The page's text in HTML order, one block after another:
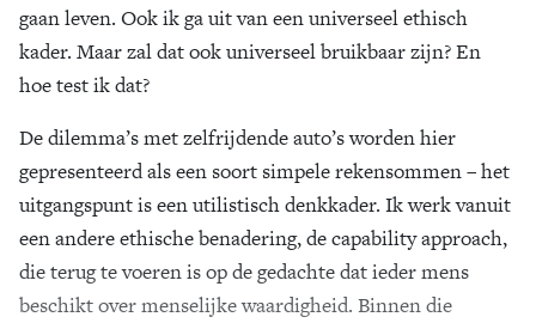
gaan leven. Ook ik ga uit van een universeel ethisch
kader. Maar zal dat ook universeel bruikbaar zijn? En
hoe test ik dat?
De dilemma’s met zelfrijdende auto’s worden hier
gepresenteerd als een soort simpele rekensommen – het
uitgangspunt is een utilistisch denkkader. Ik werk vanuit
een andere ethische benadering, de capability approach,
die terug te voeren is op de gedachte dat ieder mens
beschikt over menselijke waardigheid. Binnen die